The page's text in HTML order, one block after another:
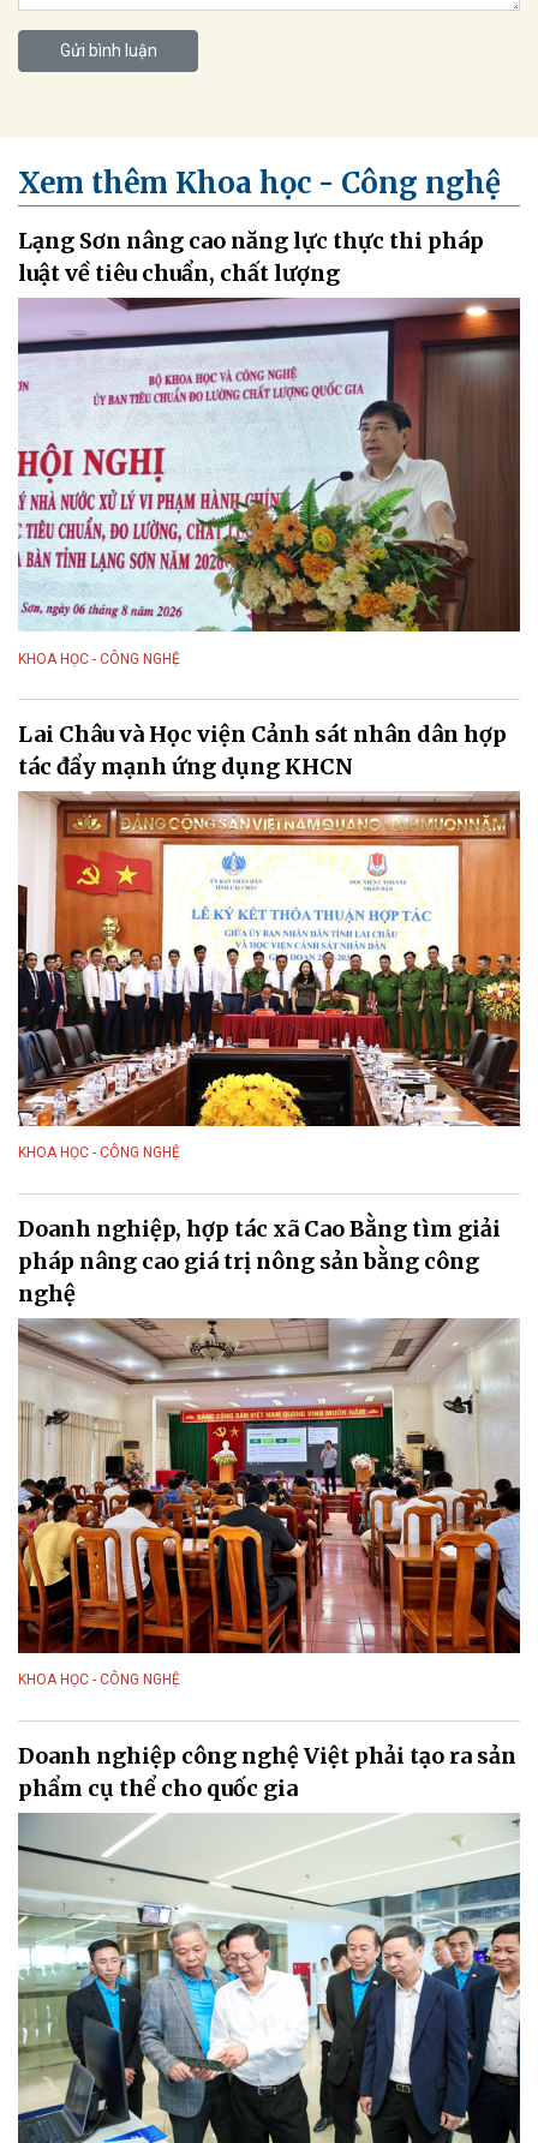
Gửi bình luận
Xem thêm Khoa học - Công nghệ
Lạng Sơn nâng cao năng lực thực thi pháp
luật về tiêu chuẩn, chất lượng
KHOA HỌC - CÔNG NGHỆ
Lai Châu và Học viện Cảnh sát nhân dân hợp
tác đẩy mạnh ứng dụng KHCN
KHOA HỌC - CÔNG NGHỆ
Doanh nghiệp, hợp tác xã Cao Bằng tìm giải
pháp nâng cao giá trị nông sản bằng công
nghệ
KHOA HỌC - CÔNG NGHỆ
Doanh nghiệp công nghệ Việt phải tạo ra sản
phẩm cụ thể cho quốc gia